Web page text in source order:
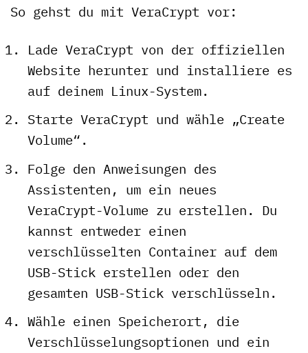
So gehst du mit VeraCrypt vor:
Lade VeraCrypt von der offiziellen
Website herunter und installiere es
auf deinem Linux-System.
Starte VeraCrypt und wähle „Create
Volume“.
Folge den Anweisungen des
Assistenten, um ein neues
VeraCrypt-Volume zu erstellen. Du
kannst entweder einen
verschlüsselten Container auf dem
USB-Stick erstellen oder den
gesamten USB-Stick verschlüsseln.
Wähle einen Speicherort, die
Verschlüsselungsoptionen und ein